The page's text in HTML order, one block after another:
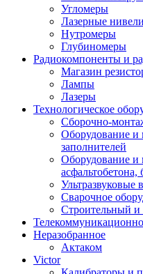
Угломеры
Лазерные
Нутромеры
Глубиномеры
Радиокомпоненты и
Магазин
Лампы
Лазеры
Технологическое
Сборочно-
Оборудование и
заполнителей
Оборудование и
Ультразвуковые
Сварочное
Строительный и
Неразобранное
Актаком
Victor